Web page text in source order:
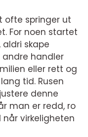
ofte springer ut
For noen startet
skape
andre handler
eller rett og
tid. Rusen
denne
man er redd, ro
virkeligheten